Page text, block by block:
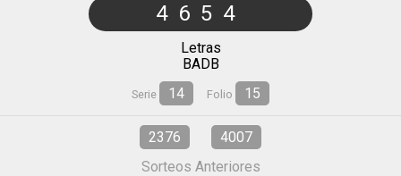
4654
Letras
BADB
Serie 14 Folio 15
2376
4007
Sorteos Anteriores